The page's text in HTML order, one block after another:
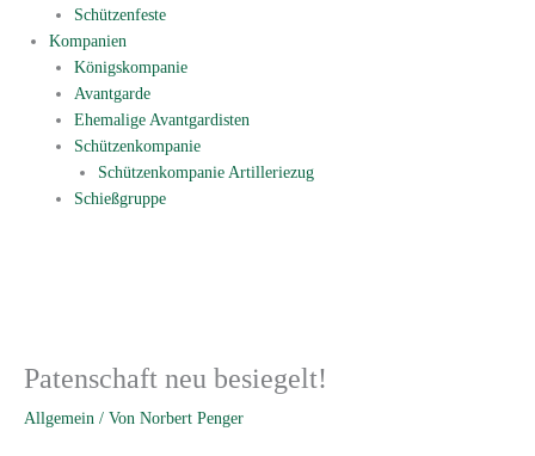
Schützenfeste
Kompanien
Königskompanie
Avantgarde
Ehemalige Avantgardisten
Schützenkompanie
Schützenkompanie Artilleriezug
Schießgruppe
Patenschaft neu besiegelt!
Allgemein / Von Norbert Penger